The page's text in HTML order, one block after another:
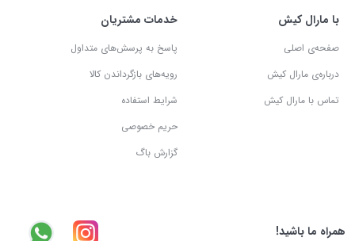
با مارال کیش
صفحه‌ی اصلی
درباره‌ی مارال کیش
تماس با مارال کیش
خدمات مشتریان
پاسخ به پرسش‌های متداول
رویه‌های بازگرداندن کالا
شرایط استفاده
حریم خصوصی
گزارش باگ
همراه ما باشید!